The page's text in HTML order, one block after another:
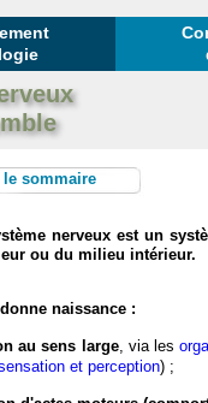
sommaire
nerveux est un
ou du milieu intérieur.
naissance :
au sens large, via les
et perception) ;